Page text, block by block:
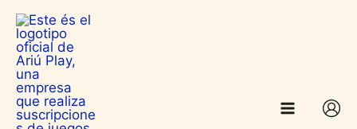
contenido
contenido